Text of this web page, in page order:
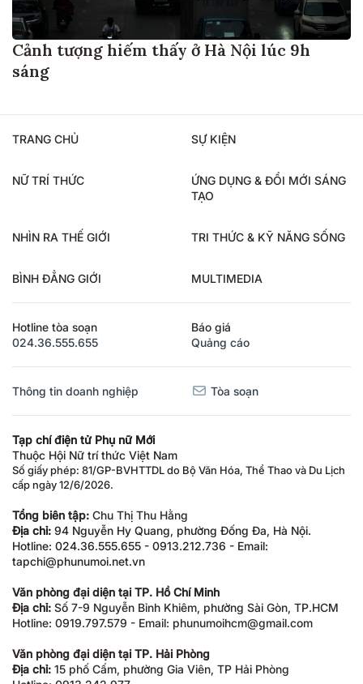
Cảnh tượng hiếm thấy ở Hà Nội lúc 9h
sáng
TRANG CHỦ SỰ KIỆN
NỮ TRÍ THỨC
ỨNG DỤNG & ĐỔI MỚI SÁNG
TẠO
NHÌN RA THẾ GIỚI TRI THỨC & KỸ NĂNG SỐNG
BÌNH ĐẲNG GIỚI MULTIMEDIA
Hotline tòa soạn
024.36.555.655
Báo giá
Quảng cáo
Thông tin doanh nghiệp Tòa soạn
Tạp chí điện tử Phụ nữ Mới
Thuộc Hội Nữ trí thức Việt Nam
Số giấy phép: 81/GP-BVHTTDL do Bộ Văn Hóa, Thể Thao và Du Lịch
cấp ngày 12/6/2026.
Tổng biên tập: Chu Thị Thu Hằng
Địa chỉ: 94 Nguyễn Hy Quang, phường Đống Đa, Hà Nội.
Hotline: 024.36.555.655 - 0913.212.736 - Email:
tapchi@phunumoi.net.vn
Văn phòng đại diện tại TP. Hồ Chí Minh
Địa chỉ: Số 7-9 Nguyễn Bỉnh Khiêm, phường Sài Gòn, TP.HCM
Hotline: 0919.797.579 - Email: phunumoihcm@gmail.com
Văn phòng đại diện tại TP. Hải Phòng
Địa chỉ: 15 phố Cấm, phường Gia Viên, TP Hải Phòng